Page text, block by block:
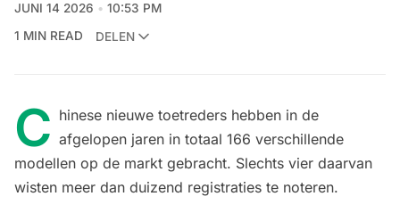
JUNI 14 2026
10:53 PM
1 MIN READ
DELEN
C hinese nieuwe toetreders hebben in de
afgelopen jaren in totaal 166 verschillende
modellen op de markt gebracht. Slechts vier daarvan
wisten meer dan duizend registraties te noteren.